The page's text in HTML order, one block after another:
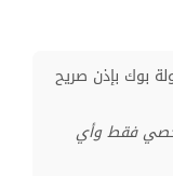
بوك بإذن صريح
فقط وأي